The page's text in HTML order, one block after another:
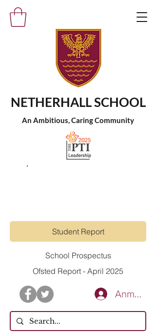
NETHERHALL SCHOOL
An Ambitious, Caring Community
Student Report
School Prospectus
Ofsted Report - April 2025
Anmelden